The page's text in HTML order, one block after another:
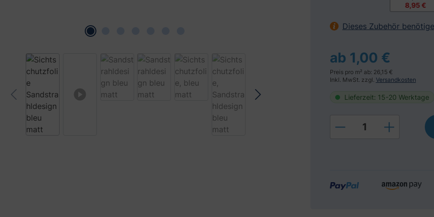
8,95 €
Dieses Zubehör
ab 1,00 €
Preis pro m² ab: 26,15 €
Inkl. MwSt. zzgl. Versandkosten
Lieferzeit: 15-20 Werktage
Produkt Anzahl: